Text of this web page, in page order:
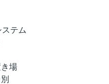
テム
場